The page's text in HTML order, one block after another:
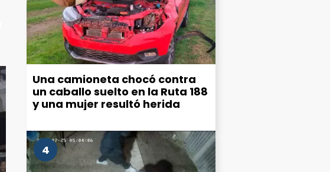
Una camioneta chocó contra
un caballo suelto en la Ruta 188
y una mujer resultó herida
4